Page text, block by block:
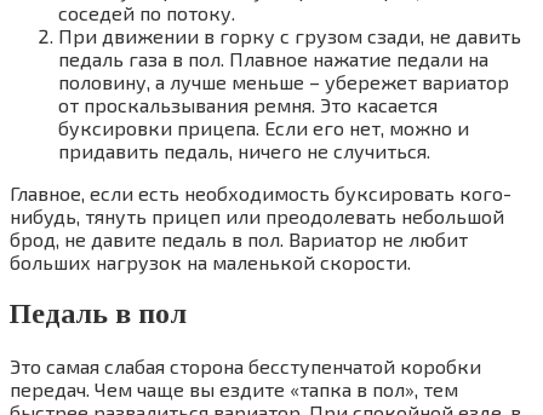
соседей по потоку.
При движении в горку с грузом сзади, не давить
педаль газа в пол. Плавное нажатие педали на
половину, а лучше меньше – убережет вариатор
от проскальзывания ремня. Это касается
буксировки прицепа. Если его нет, можно и
придавить педаль, ничего не случиться.
Главное, если есть необходимость буксировать кого-
нибудь, тянуть прицеп или преодолевать небольшой
брод, не давите педаль в пол. Вариатор не любит
больших нагрузок на маленькой скорости.
Педаль в пол
Это самая слабая сторона бесступенчатой коробки
передач. Чем чаще вы ездите «тапка в пол», тем